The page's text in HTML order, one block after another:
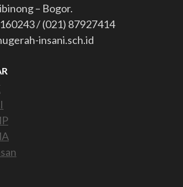
– Bogor.
/ (021) 87927414
insani.sch.id